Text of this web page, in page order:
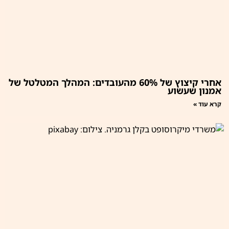
אחרי קיצוץ של 60% מהעובדים: המהלך המטלטל של
אמנון שעשוע
קרא עוד »